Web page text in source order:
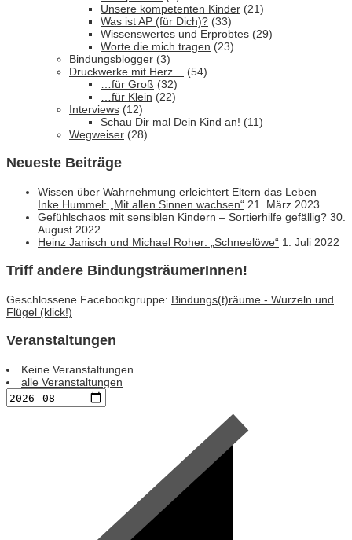
Unsere kompetenten Kinder (21)
Was ist AP (für Dich)? (33)
Wissenswertes und Erprobtes (29)
Worte die mich tragen (23)
Bindungsblogger (3)
Druckwerke mit Herz… (54)
…für Groß (32)
…für Klein (22)
Interviews (12)
Schau Dir mal Dein Kind an! (11)
Wegweiser (28)
Neueste Beiträge
Wissen über Wahrnehmung erleichtert Eltern das Leben –
Inke Hummel: „Mit allen Sinnen wachsen“ 21. März 2023
Gefühlschaos mit sensiblen Kindern – Sortierhilfe gefällig? 30.
August 2022
Heinz Janisch und Michael Roher: „Schneelöwe“ 1. Juli 2022
Triff andere BindungsträumerInnen!
Geschlossene Facebookgruppe: Bindungs(t)räume - Wurzeln und
Flügel (klick!)
Veranstaltungen
Keine Veranstaltungen
alle Veranstaltungen